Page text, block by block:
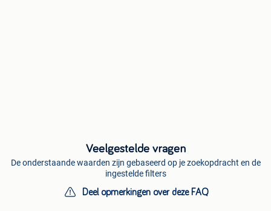
Veelgestelde vragen
De onderstaande waarden zijn gebaseerd op je zoekopdracht en de
ingestelde filters
Deel opmerkingen over deze FAQ